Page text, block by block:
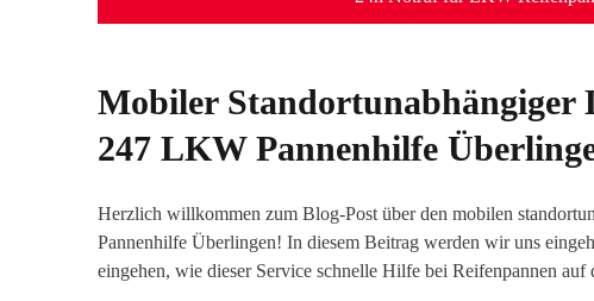
Mobiler Standortunabhängiger
247 LKW Pannenhilfe
Herzlich willkommen zum Blog-Post über den mobilen
Pannenhilfe Überlingen! In diesem Beitrag werden wir uns
eingehen, wie dieser Service schnelle Hilfe bei Reifenpannen auf